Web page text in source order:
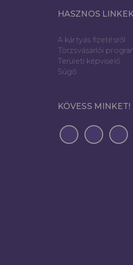
HASZNOS
A kártyás fizetésről
Törzsvásárlói
Területi képviselő
Súgó
KÖVESS MINKET!